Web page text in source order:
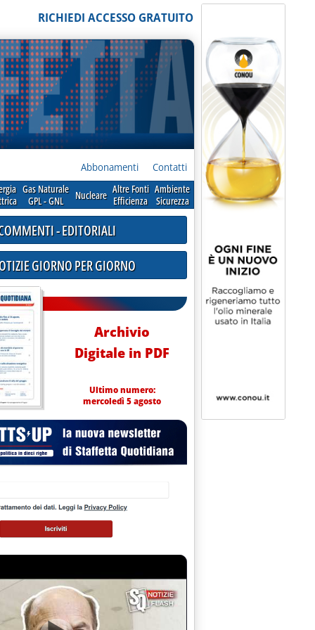
RICHIEDI ACCESSO GRATUITO
Abbonamenti Contatti
Gas Naturale
GPL - GNL
Nucleare Altre Fonti
Efficienza
Ambiente
Sicurezza
2010 alle 12.25.
- EDITORIALI
GIORNO PER GIORNO
Archivio
Digitale in PDF
Ultimo numero:
mercoledì 5 agosto